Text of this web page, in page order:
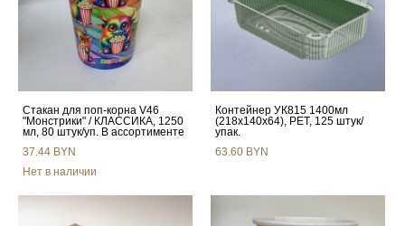
Стакан для поп-корна V46
"Монстрики" / КЛАССИКА, 1250
мл, 80 штук/уп. В ассортименте
37.44 BYN
Нет в наличии
Контейнер УК815 1400мл
(218х140х64), PET, 125 штук/
упак.
63.60 BYN